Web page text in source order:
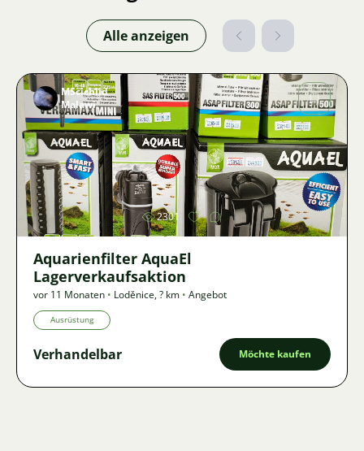
Alle anzeigen
Bild
MScichlid
Malawi
2301
Aquarienfilter AquaEl
Lagerverkaufsaktion
vor 11 Monaten • Loděnice,? km • Angebot
Ausrüstung
Verhandelbar Möchte kaufen